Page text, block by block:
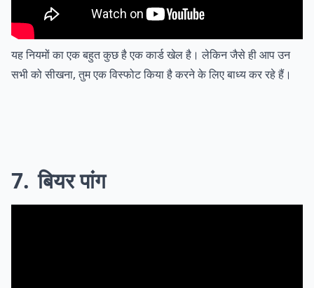
यह नियमों का एक बहुत कुछ है एक कार्ड खेल है। लेकिन जैसे ही आप उन
सभी को सीखना, तुम एक विस्फोट किया है करने के लिए बाध्य कर रहे हैं।
7 बियर पांग